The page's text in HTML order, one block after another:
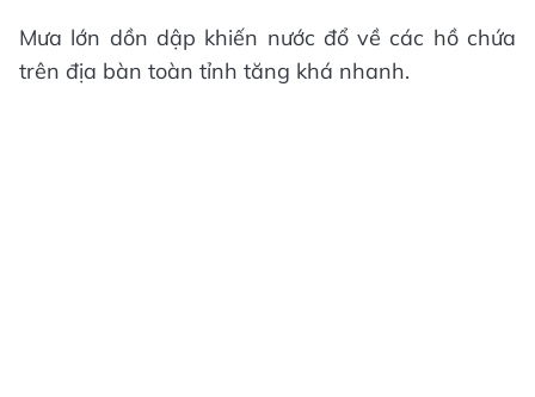
Mưa lớn dồn dập khiến nước đổ về các hồ chứa
trên địa bàn toàn tỉnh tăng khá nhanh.